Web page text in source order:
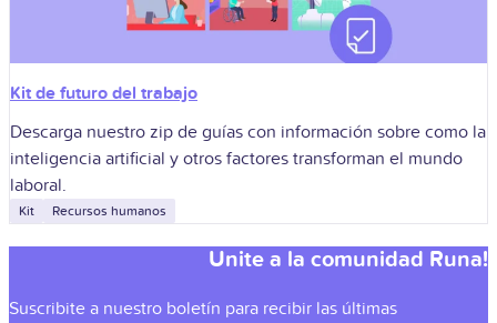
Kit de futuro del trabajo
Descarga nuestro zip de guías con información sobre como la
inteligencia artificial y otros factores transforman el mundo
laboral.
Kit Recursos humanos
Unite a la comunidad Runa!
Suscribite a nuestro boletín para recibir las últimas